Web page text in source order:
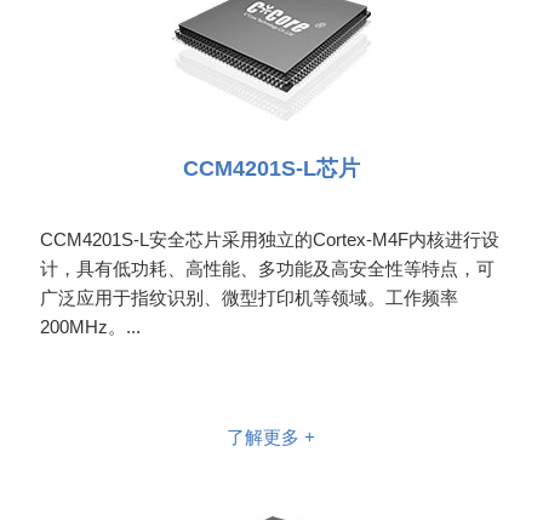
CCM4201S-L芯片
CCM4201S-L安全芯片采用独立的Cortex-M4F内核进行设
计，具有低功耗、高性能、多功能及高安全性等特点，可
广泛应用于指纹识别、微型打印机等领域。工作频率
200MHz。...
了解更多 +